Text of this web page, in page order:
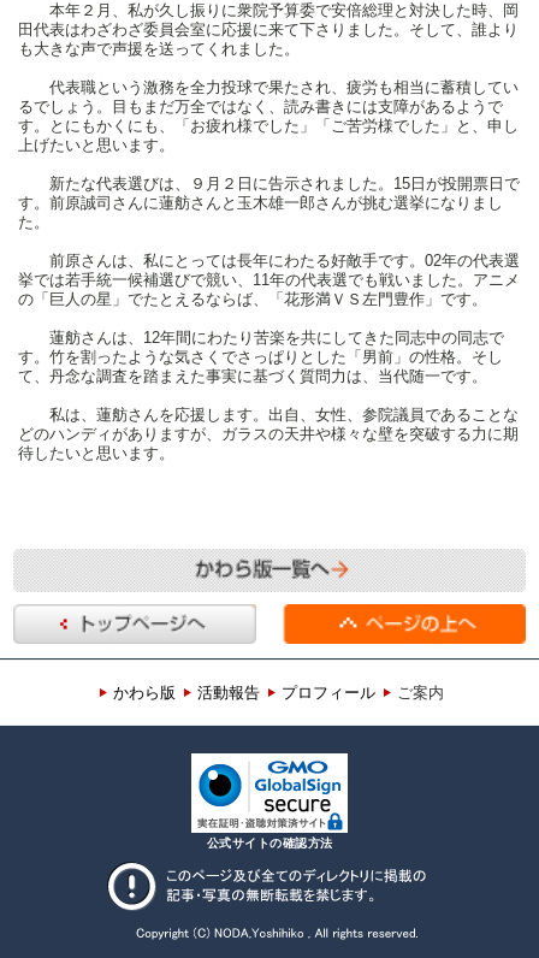
本年２月、私が久し振りに衆院予算委で安倍総理と対決した時、岡
田代表はわざわざ委員会室に応援に来て下さりました。そして、誰より
も大きな声で声援を送ってくれました。
代表職という激務を全力投球で果たされ、疲労も相当に蓄積してい
るでしょう。目もまだ万全ではなく、読み書きには支障があるようで
す。とにもかくにも、「お疲れ様でした」「ご苦労様でした」と、申し
上げたいと思います。
新たな代表選びは、９月２日に告示されました。15日が投開票日で
す。前原誠司さんに蓮舫さんと玉木雄一郎さんが挑む選挙になりまし
た。
前原さんは、私にとっては長年にわたる好敵手です。02年の代表選
挙では若手統一候補選びで競い、11年の代表選でも戦いました。アニメ
の「巨人の星」でたとえるならば、「花形満ＶＳ左門豊作」です。
蓮舫さんは、12年間にわたり苦楽を共にしてきた同志中の同志で
す。竹を割ったような気さくでさっぱりとした「男前」の性格。そし
て、丹念な調査を踏まえた事実に基づく質問力は、当代随一です。
私は、蓮舫さんを応援します。出自、女性、参院議員であることな
どのハンディがありますが、ガラスの天井や様々な壁を突破する力に期
待したいと思います。
かわら版 活動報告 プロフィール ご案内
公式サイトの確認方法